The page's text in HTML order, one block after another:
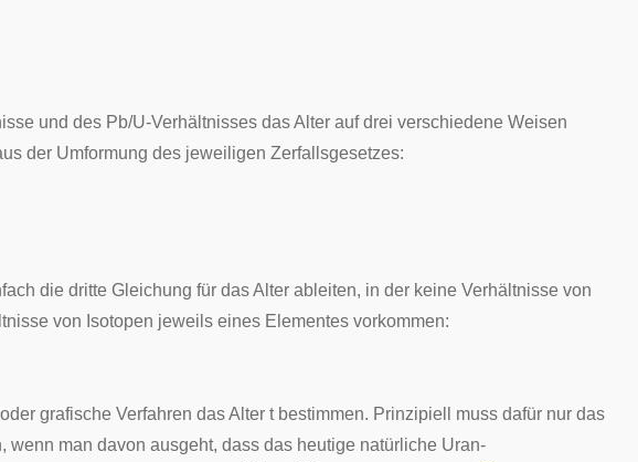
und des Pb/U-Verhältnisses das Alter auf drei verschiedene Weisen
der Umformung des jeweiligen Zerfallsgesetzes:
die dritte Gleichung für das Alter ableiten, in der keine Verhältnisse von
von Isotopen jeweils eines Elementes vorkommen:
grafische Verfahren das Alter tbestimmen. Prinzipiell muss dafür nur das
wenn man davon ausgeht, dass das heutige natürliche Uran-